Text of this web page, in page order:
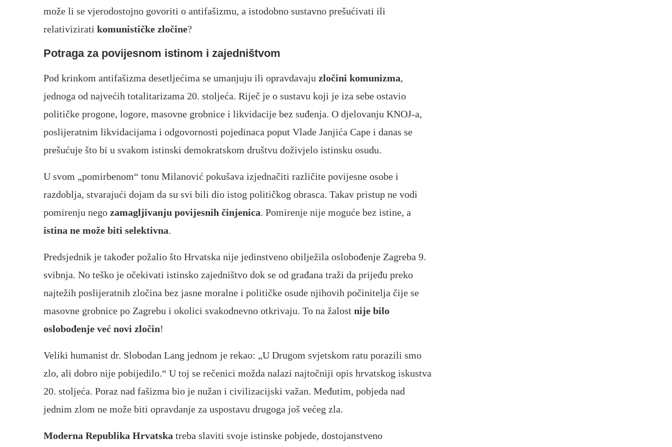
može li se vjerodostojno govoriti o antifašizmu, a istodobno sustavno prešućivati ili
relativizirati komunističke zločine?
Potraga za povijesnom istinom i zajedništvom
Pod krinkom antifašizma desetljećima se umanjuju ili opravdavaju zločini komunizma,
jednoga od najvećih totalitarizama 20. stoljeća. Riječ je o sustavu koji je iza sebe ostavio
političke progone, logore, masovne grobnice i likvidacije bez suđenja. O djelovanju KNOJ-a,
poslijeratnim likvidacijama i odgovornosti pojedinaca poput Vlade Janjića Cape i danas se
prešućuje što bi u svakom istinski demokratskom društvu doživjelo istinsku osudu.
U svom „pomirbenom“ tonu Milanović pokušava izjednačiti različite povijesne osobe i
razdoblja, stvarajući dojam da su svi bili dio istog političkog obrasca. Takav pristup ne vodi
pomirenju nego zamagljivanju povijesnih činjenica. Pomirenje nije moguće bez istine, a
istina ne može biti selektivna.
Predsjednik je također požalio što Hrvatska nije jedinstveno obilježila oslobođenje Zagreba 9.
svibnja. No teško je očekivati istinsko zajedništvo dok se od građana traži da prijeđu preko
najtežih poslijeratnih zločina bez jasne moralne i političke osude njihovih počinitelja čije se
masovne grobnice po Zagrebu i okolici svakodnevno otkrivaju. To na žalost nije bilo
oslobođenje već novi zločin!
Veliki humanist dr. Slobodan Lang jednom je rekao: „U Drugom svjetskom ratu porazili smo
zlo, ali dobro nije pobijedilo.“ U toj se rečenici možda nalazi najtočniji opis hrvatskog iskustva
20. stoljeća. Poraz nad fašizma bio je nužan i civilizacijski važan. Međutim, pobjeda nad
jednim zlom ne može biti opravdanje za uspostavu drugoga još većeg zla.
Moderna Republika Hrvatska treba slaviti svoje istinske pobjede, dostojanstveno